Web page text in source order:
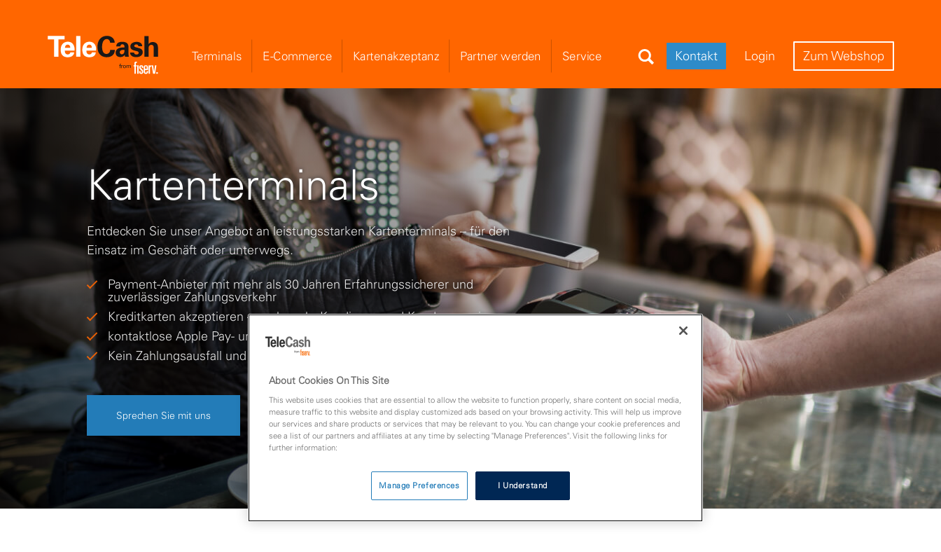
Skip to Main Content
Terminals E-Commerce Kartenakzeptanz Partner werden Service Zum Webshop
Search Field
Kontakt Login
Kartenterminals
Entdecken Sie unser Angebot an leistungsstarken Kartenterminals – für den
Einsatz im Geschäft oder unterwegs.
Payment-Anbieter mit mehr als 30 Jahren Erfahrungssicherer und
zuverlässiger Zahlungsverkehr
Kreditkarten akzeptieren – noch mehr Kundinnen und Kunden gewinnen
kontaktlose Apple Pay- und Google Pay-Zahlungen ohne zusätzliche Kosten
Kein Zahlungsausfall und geringe Transaktionskosten mit GLV
Sprechen Sie mit uns
About Cookies On This Site
This website uses cookies that are essential to allow the website to function properly, share content on social media,
measure traffic to this website and display customized ads based on your browsing activity. This will help us improve
our services and share products or services that may be relevant to you. You can change your cookie preferences and
see a list of our partners and affiliates at any time by selecting "Manage Preferences". Visit the following links for
further information:
Manage Preferences I Understand